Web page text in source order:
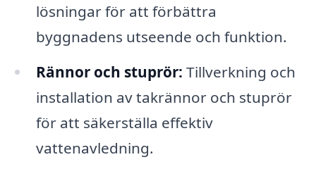
lösningar för att förbättra
byggnadens utseende och funktion.
Rännor och stuprör: Tillverkning och
installation av takrännor och stuprör
för att säkerställa effektiv
vattenavledning.